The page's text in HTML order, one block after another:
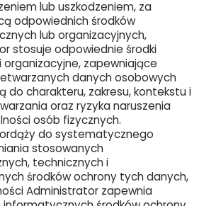
lub uszkodzeniem, za
odpowiednich środków
lub organizacyjnych,
stosuje odpowiednie środki
organizacyjne, zapewniające
danych osobowych
do charakteru, zakresu, kontekstu i
oraz ryzyka naruszenia
osób fizycznych.
do systematycznego
stosowanych
technicznych i
środków ochrony tych danych,
Administrator zapewnia